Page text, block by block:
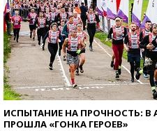
ИСПЫТАНИЕ НА ПРОЧНОСТЬ: В
ПРОШЛА «ГОНКА ГЕРОЕВ»